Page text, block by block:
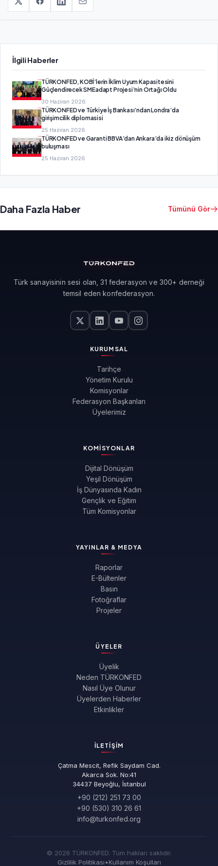
İlgili Haberler
TÜRKONFED, KOBİ’lerin İklim Uyum Kapasitesini
Güçlendirecek SMEadapt Projesi’nin Ortağı Oldu
30 Haziran 2026
TÜRKONFED ve Türkiye İş Bankası’ndan Londra’da
girişimcilik diplomasisi
25 Haziran 2026
TÜRKONFED ve Garanti BBVA’dan Ankara’da ikiz dönüşüm
buluşması
25 Haziran 2026
Daha Fazla Haber Tümünü Gör
Türk sanayisinin sesi olan, 31 federasyon ve 300+ derneği
temsil eden konfederasyon.
KURUMSAL
Tarihçe
Yönetim Kurulu
Komisyonlar
Federasyon Başkanları
Üyelerimiz
KOMISYONLAR
Dijital Dönüşüm
Yeşil Dönüşüm
İş Dünyasında Kadın
Gençlik ve Eğitim
Tüm Komisyonlar
YAYINLAR & MEDYA
Raporlar
E-Bültenler
Basın
Fotoğraflar
Projeler
ÜYELER
Üyelik
Neden TÜRKONFED
Nasıl Üye Olunur
Üyelerden Haberler
Etkinlikler
İLETIŞIM
Çatma Mescit, Refik Saydam Cad.
Akarca Sok. No:41
34437 Beyoğlu, İstanbul
+90 (212) 251 73 00
+90 (530) 310 26 61
info@turkonfed.org
© 2026 TÜRKONFED. Tüm hakları saklıdır.
Gizlilik Politikası•Kullanım Koşulları